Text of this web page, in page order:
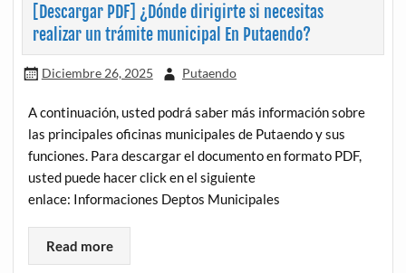
[Descargar PDF] ¿Dónde dirigirte si necesitas
realizar un trámite municipal En Putaendo?
Diciembre 26, 2025 Putaendo
A continuación, usted podrá saber más información sobre
las principales oficinas municipales de Putaendo y sus
funciones. Para descargar el documento en formato PDF,
usted puede hacer click en el siguiente
enlace: Informaciones Deptos Municipales
Read more